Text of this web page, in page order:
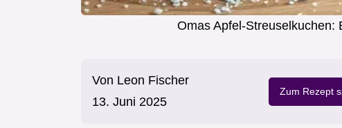
Omas Apfel-Streuselkuchen:
Von Leon Fischer
13. Juni 2025
Zum Rezept